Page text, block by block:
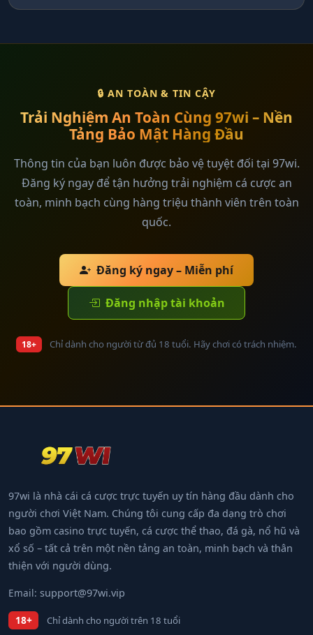
🔒 AN TOÀN & TIN CẬY
Trải Nghiệm An Toàn Cùng 97wi – Nền
Tảng Bảo Mật Hàng Đầu
Thông tin của bạn luôn được bảo vệ tuyệt đối tại 97wi.
Đăng ký ngay để tận hưởng trải nghiệm cá cược an
toàn, minh bạch cùng hàng triệu thành viên trên toàn
quốc.
Đăng ký ngay – Miễn phí
Đăng nhập tài khoản
18+ Chỉ dành cho người từ đủ 18 tuổi. Hãy chơi có trách nhiệm.
97wi là nhà cái cá cược trực tuyến uy tín hàng đầu dành cho
người chơi Việt Nam. Chúng tôi cung cấp đa dạng trò chơi
bao gồm casino trực tuyến, cá cược thể thao, đá gà, nổ hũ và
xổ số – tất cả trên một nền tảng an toàn, minh bạch và thân
thiện với người dùng.
Email: support@97wi.vip
18+ Chỉ dành cho người trên 18 tuổi